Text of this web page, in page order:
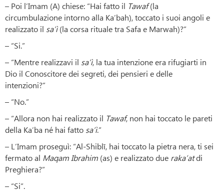
– Poi l’Imam (A) chiese: “Hai fatto il Tawaf(la
circumbulazione intorno alla Ka’bah), toccato i suoi angoli e
realizzato il sa’ì(la corsa rituale tra Safa e Marwah)?”
– “Si.”
– “Mentre realizzavi il sa’ì, la tua intenzione era rifugiarti in
Dio il Conoscitore dei segreti, dei pensieri e delle
intenzioni?”
– “No.”
– “Allora non hai realizzato il Tawaf, non hai toccato le pareti
della Ka’ba né hai fatto sa’ì.”
– L’Imam proseguì: “Al-Shiblī, hai toccato la pietra nera, ti sei
fermato al Maqam Ibrahim (as) e realizzato due raka’atdi
Preghiera?”
– “Si”.